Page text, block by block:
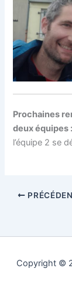
Prochaines
deux équipes :
l’équipe 2 se
Copyright ©